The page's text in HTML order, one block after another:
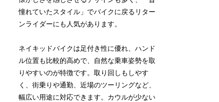
憧れていたスタイル」でバイクに戻るリター
ンライダーにも人気があります。
ネイキッドバイクは足付き性に優れ、ハンド
ル位置も比較的高めで、自然な乗車姿勢を取
りやすいのが特徴です。取り回しもしやす
く、街乗りや通勤、近場のツーリングなど、
幅広い用途に対応できます。カウルが少ない